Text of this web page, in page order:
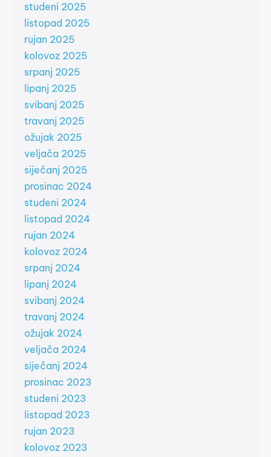
studeni 2025
listopad 2025
rujan 2025
kolovoz 2025
srpanj 2025
lipanj 2025
svibanj 2025
travanj 2025
ožujak 2025
veljača 2025
siječanj 2025
prosinac 2024
studeni 2024
listopad 2024
rujan 2024
kolovoz 2024
srpanj 2024
lipanj 2024
svibanj 2024
travanj 2024
ožujak 2024
veljača 2024
siječanj 2024
prosinac 2023
studeni 2023
listopad 2023
rujan 2023
kolovoz 2023